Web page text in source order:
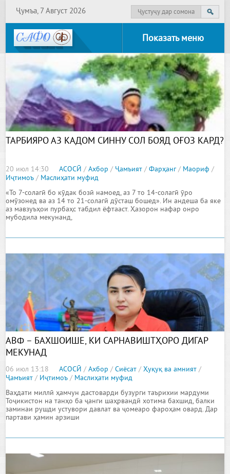
Ҷумъа, 7 Август 2026
Показать меню
ТАРБИЯРО АЗ КАДОМ СИННУ СОЛ БОЯД ОҒОЗ КАРД?
20 июл 14:30 АСОСӢ /Ахбор / Ҷамъият /Фарҳанг/ Маориф /
Иҷтимоъ / Маслиҳати муфид
«То 7-солагӣ бо кӯдак бозӣ намоед, аз 7 то 14-солагӣ ӯро
омӯзонед ва аз 14 то 21-солагӣ дӯсташ бошед». Ин андеша ба яке
аз мавзуъҳои пурбаҳс табдил ёфтааст. Ҳазорон нафар онро
мубодила мекунанд,
АВФ – БАХШОИШЕ, КИ САРНАВИШТҲОРО ДИГАР
МЕКУНАД
06 июл 13:18 АСОСӢ /Ахбор /Сиёсат /Ҳуқуқ ва амният /
Ҷамъият / Иҷтимоъ / Маслиҳати муфид
Ваҳдати миллӣ ҳамчун дастоварди бузурги таърихии мардуми
Тоҷикистон на танҳо ба ҷанги шаҳрвандӣ хотима бахшид, балки
заминаи рушди устувори давлат ва ҷомеаро фароҳам овард. Дар
партави ҳамин арзиши